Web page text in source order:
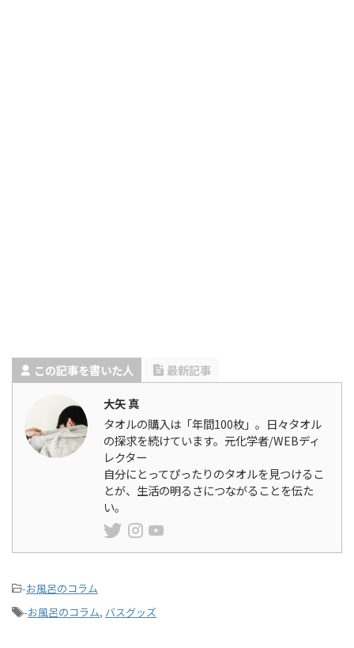
この記事を書いた人
最新記事
大矢 真
タオルの購入は「年間100枚」。日々タオル
の探求を続けています。元化学者/WEBディ
レクター
自分にとってぴったりのタオルを見つけるこ
とが、生活の明るさにつながることを伝た
い。
-お風呂のコラム
-お風呂のコラム, バスグッズ